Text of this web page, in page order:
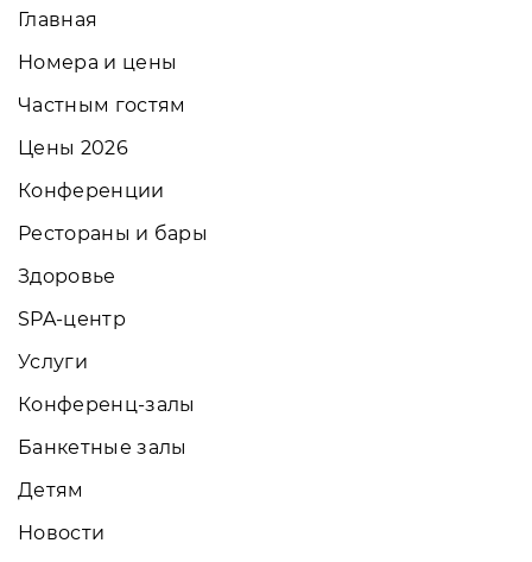
Главная
Номера и цены
Частным гостям
Цены 2026
Конференции
Рестораны и бары
Здоровье
SPA-центр
Услуги
Конференц-залы
Банкетные залы
Детям
Новости